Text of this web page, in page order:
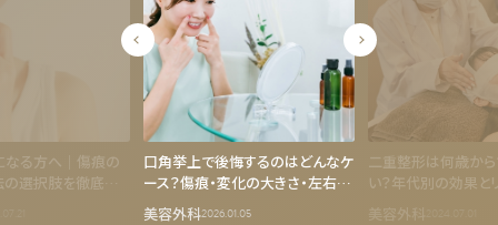
る方へ｜傷痕の
選択肢を徹底解
口角挙上で後悔するのはどんなケ
ース？傷痕・変化の大きさ・左右差
を冷静にチェック
美容外科2026.01.05
二重整形は何歳から
い？年代別の効果と
美容外科